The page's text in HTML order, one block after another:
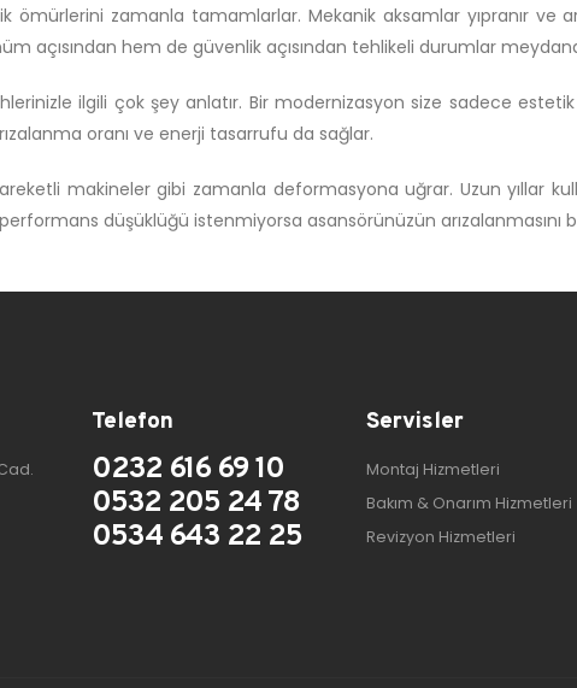
ömürlerini zamanla tamamlarlar. Mekanik aksamlar yıpranır ve
açısından hem de güvenlik açısından tehlikeli durumlar
ilgili çok şey anlatır. Bir modernizasyon size sadece
oranı ve enerji tasarrufu da sağlar.
makineler gibi zamanla deformasyona uğrar. Uzun yıllar
düşüklüğü istenmiyorsa asansörünüzün arızalanmasını
Telefon
0232 616 69 10
0532 205 24 78
0534 643 22 25
Servisler
Montaj Hizmetleri
Bakım & Onarım Hizmetleri
Revizyon Hizmetleri